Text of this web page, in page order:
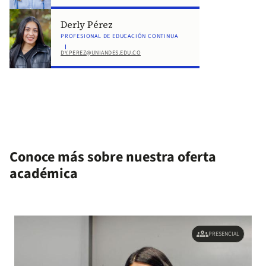
Derly Pérez
PROFESIONAL DE EDUCACIÓN CONTINUA
DY.PEREZ@UNIANDES.EDU.CO
Conoce más sobre nuestra oferta
académica
groupsPRESENCIAL